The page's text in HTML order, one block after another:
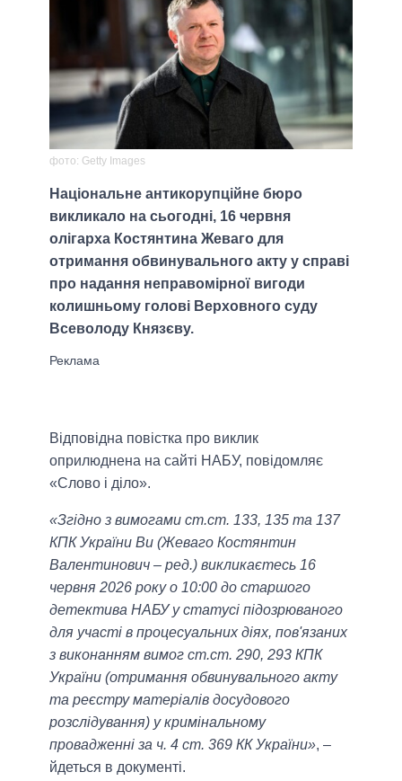
фото: Getty Images
Національне антикорупційне бюро
викликало на сьогодні, 16 червня
олігарха Костянтина Жеваго для
отримання обвинувального акту у справі
про надання неправомірної вигоди
колишньому голові Верховного суду
Всеволоду Князєву.
Відповідна повістка про виклик
оприлюднена на сайті НАБУ, повідомляє
«Слово і діло».
«Згідно з вимогами ст.ст. 133, 135 та 137
КПК України Ви (Жеваго Костянтин
Валентинович – ред.) викликаєтесь 16
червня 2026 року о 10:00 до старшого
детектива НАБУ у статусі підозрюваного
для участі в процесуальних діях, пов'язаних
з виконанням вимог ст.ст. 290, 293 КПК
України (отримання обвинувального акту
та реєстру матеріалів досудового
розслідування) у кримінальному
провадженні за ч. 4 ст. 369 КК України», –
йдеться в документі.